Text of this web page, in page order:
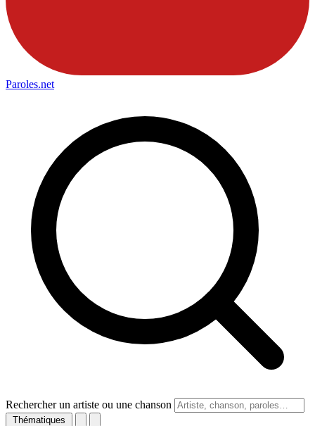
Paroles.net
Rechercher un artiste ou une chanson
Thématiques